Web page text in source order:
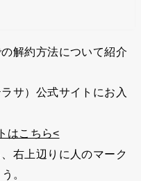
解約方法について紹介
サ）公式サイトにお入
はこちら<
右上辺りに人のマーク
。